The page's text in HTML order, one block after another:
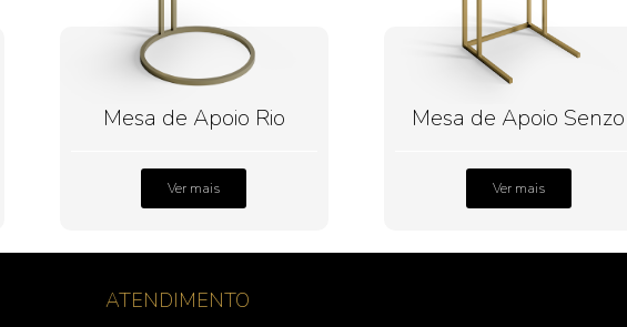
Mesa de Apoio Rio
Ver mais
Mesa de Apoio Senzo
Ver mais
ATENDIMENTO